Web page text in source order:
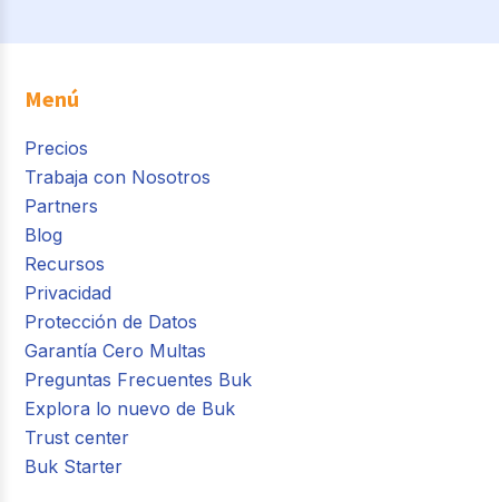
Menú
Precios
Trabaja con Nosotros
Partners
Blog
Recursos
Privacidad
Protección de Datos
Garantía Cero Multas
Preguntas Frecuentes Buk
Explora lo nuevo de Buk
Trust center
Buk Starter